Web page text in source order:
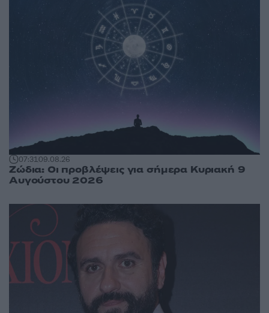
07:3109.08.26
Ζώδια: Οι προβλέψεις για σήμερα Κυριακή 9
Αυγούστου 2026